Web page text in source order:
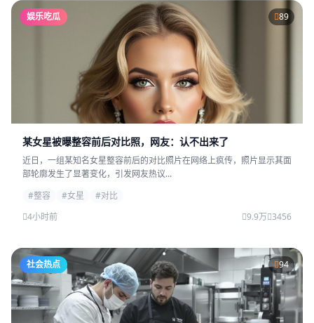
娱乐吃瓜 89
某女星被曝整容前后对比照，网友：认不出来了
近日，一组某知名女星整容前后的对比照片在网络上疯传，照片显示其面
部轮廓发生了显著变化，引发网友热议...
#整容
#女星
#对比
4小时前
9.9万 3456
社会热点 94